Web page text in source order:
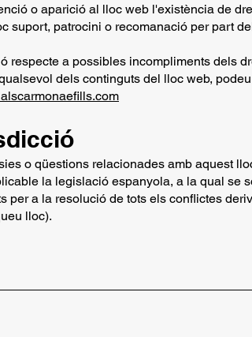
o aparició al lloc web l'existència de
suport, patrocini o recomanació per part
respecte a possibles incompliments dels
dels continguts del lloc web,
o qüestions relacionades amb aquest
la legislació espanyola, a la qual se
per a la resolució de tots els conflictes
lloc).